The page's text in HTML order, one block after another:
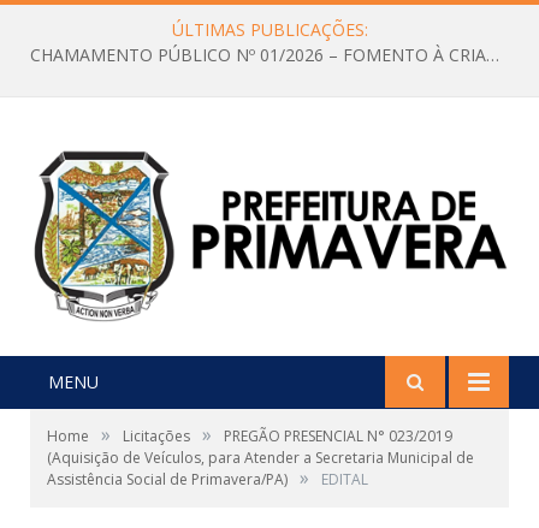
ÚLTIMAS PUBLICAÇÕES:
CHAMAMENTO PÚBLICO Nº 01/2026 – FOMENTO À CRIAÇÃO E A CIRCULAÇÃO DE PRODUÇÕES CULTURAIS – Aldir Blanc
MENU
Home » Licitações »
PREGÃO PRESENCIAL N° 023/2019
(Aquisição de Veículos, para Atender a Secretaria Municipal de
Assistência Social de Primavera/PA) » EDITAL